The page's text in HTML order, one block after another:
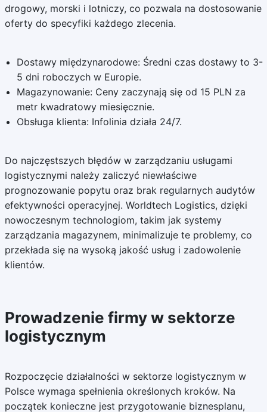
drogowy, morski i lotniczy, co pozwala na dostosowanie
oferty do specyfiki każdego zlecenia.
Dostawy międzynarodowe: Średni czas dostawy to 3-
5 dni roboczych w Europie.
Magazynowanie: Ceny zaczynają się od 15 PLN za
metr kwadratowy miesięcznie.
Obsługa klienta: Infolinia działa 24/7.
Do najczęstszych błędów w zarządzaniu usługami
logistycznymi należy zaliczyć niewłaściwe
prognozowanie popytu oraz brak regularnych audytów
efektywności operacyjnej. Worldtech Logistics, dzięki
nowoczesnym technologiom, takim jak systemy
zarządzania magazynem, minimalizuje te problemy, co
przekłada się na wysoką jakość usług i zadowolenie
klientów.
Prowadzenie firmy w sektorze
logistycznym
Rozpoczęcie działalności w sektorze logistycznym w
Polsce wymaga spełnienia określonych kroków. Na
początek konieczne jest przygotowanie biznesplanu,